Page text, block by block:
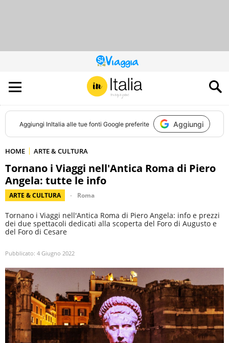
QUESTO
SITO
CONTRIBUISCE
ALL’AUDIENCE
DI
Aggiungi InItalia alle tue fonti Google preferite Aggiungi
HOME ARTE & CULTURA
Tornano i Viaggi nell'Antica Roma di Piero
Angela: tutte le info
ARTE & CULTURA Roma
Tornano i Viaggi nell'Antica Roma di Piero Angela: info e prezzi
dei due spettacoli dedicati alla scoperta del Foro di Augusto e
del Foro di Cesare
Pubblicato: 4 Giugno 2022